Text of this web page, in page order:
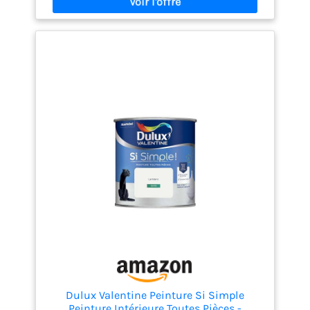
un rendu lisse sur murs intérieurs, plafonds ou
surfaces en enduit. Les rouleaux assurent une
couverture efficace, même dans les coins difficiles.
domestiques ou chantier de maçonnerie.
Plateau à peinture pratique et sans gâchis Bac à
peinture réduit les éclaboussures et assure une
application uniforme. Parfait pour peinture murale,
intérieure ou extérieure. Nettoyage rapide après
usage. Idéal pour application de sous-couche,
glycéro ou acrylique.
Set multifonction pour
particuliers comme aux professionnels. Idéal pour
récurer, peindre ou rénover sans effort.
Dulux Valentine Peinture Si Simple